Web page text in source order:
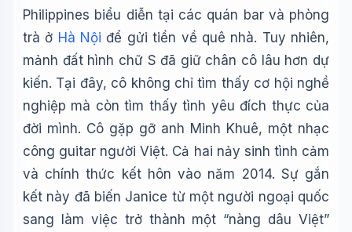
Philippines biểu diễn tại các quán bar và phòng
trà ở Hà Nội để gửi tiền về quê nhà. Tuy nhiên,
mảnh đất hình chữ S đã giữ chân cô lâu hơn dự
kiến. Tại đây, cô không chỉ tìm thấy cơ hội nghề
nghiệp mà còn tìm thấy tình yêu đích thực của
đời mình. Cô gặp gỡ anh Minh Khuê, một nhạc
công guitar người Việt. Cả hai nảy sinh tình cảm
và chính thức kết hôn vào năm 2014. Sự gắn
kết này đã biến Janice từ một người ngoại quốc
sang làm việc trở thành một “nàng dâu Việt”